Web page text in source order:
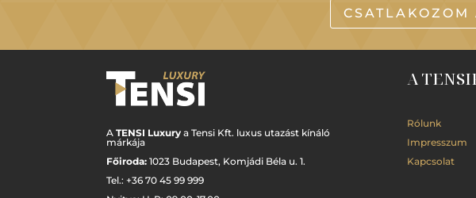
ATENSI Luxury a Tensi Kft. luxus utazást kínáló
márkája
Főiroda:1023 Budapest, Komjádi Béla u. 1.
Tel.: +36 70 45 99 999
A
Rólunk
Impresszum
Kapcsolat